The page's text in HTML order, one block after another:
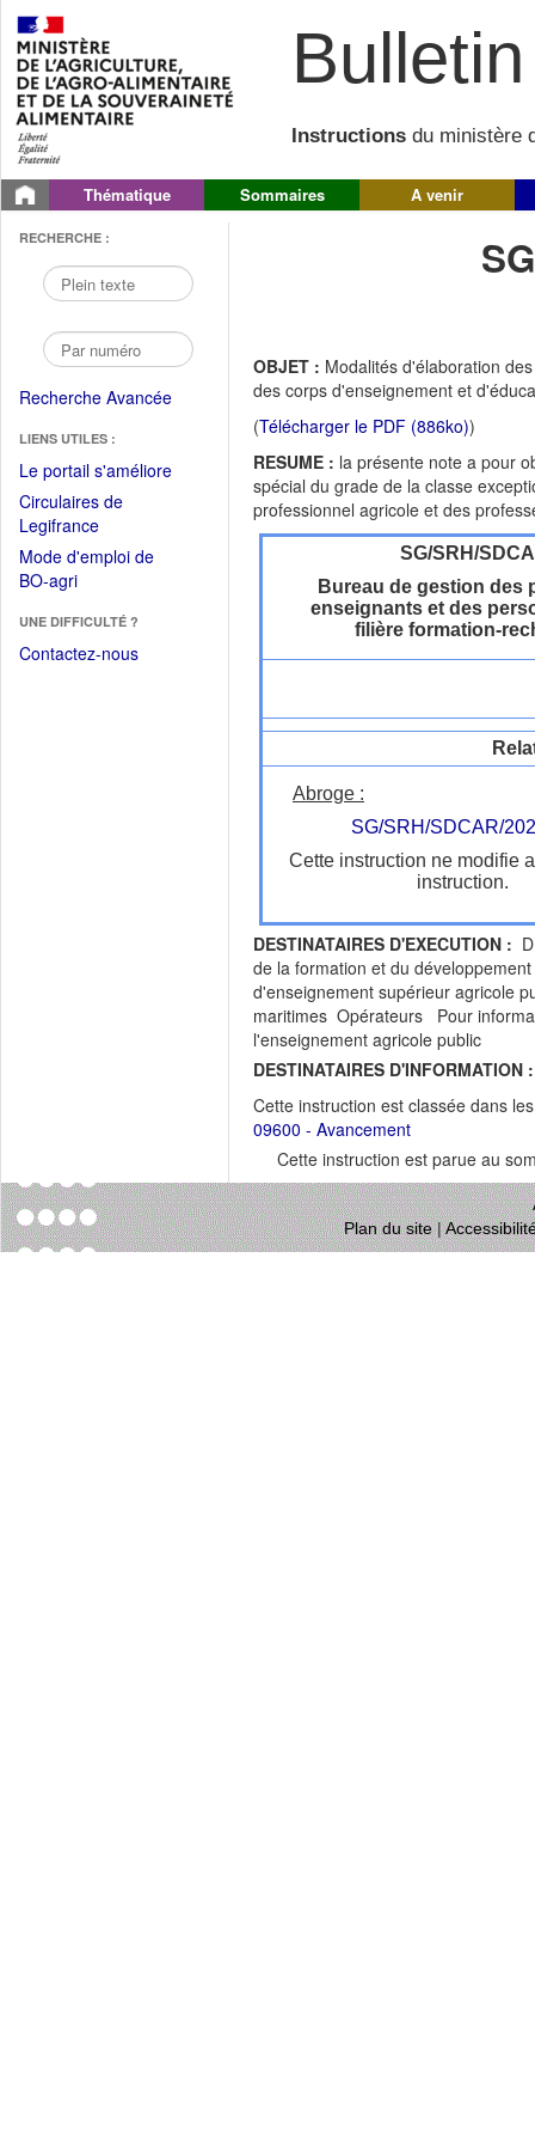
Instructions du ministère
Thématique Sommaires A venir
RECHERCHE :
Recherche Avancée
LIENS UTILES :
Le portail s'améliore(Fichier
Circulaires de
Legifrance(Ouvrir
dans
une
fenêtre)
Mode d'emploi de
BO-agri(Ouvrir
une
nouvelle
UNE DIFFICULTÉ ?
Contactez-nous
OBJET : Modalités d'élaboration
des corps d'enseignement et
(Télécharger le PDF (886ko))
RESUME : la présente note a pour
spécial du grade de la classe
professionnel agricole et des
SG/SRH/
Bureau de gestion des
enseignants et des
filière formation-
Abroge :
SG/SRH/SDCAR/
Cette instruction ne modifie
instruction.
DESTINATAIRES D'EXECUTION :
de la formation et du
d'enseignement supérieur agricole
maritimes Opérateurs Pour
l'enseignement agricole public
DESTINATAIRES D'INFORMATION :
Cette instruction est classée dans
09600 - Avancement
Cette instruction est parue au
Plan du site|